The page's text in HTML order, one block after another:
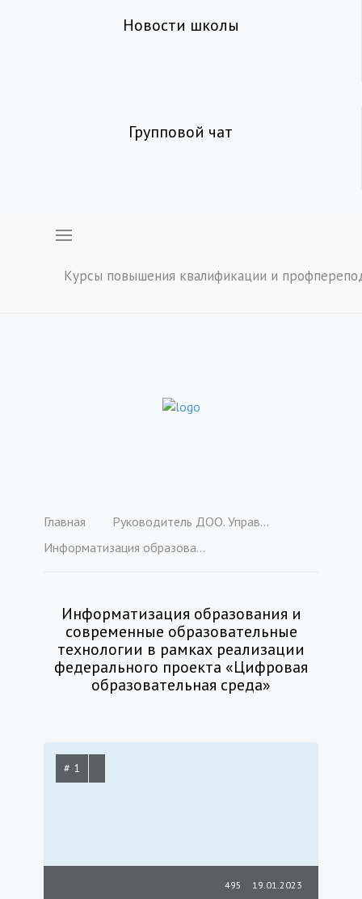
Новости школы
Групповой чат
Курсы повышения квалификации и
Главная
Руководитель ДОО. Управление дошкольной образовательной организацией в соответствии с ФГОС ДО и ФОП ДО (2200 ч.)
Информатизация образования и современные образовательные технологии в рамках реализации федерального проекта «Цифровая образовательная среда»
Информатизация образования и
современные образовательные
технологии в рамках реализации
федерального проекта «Цифровая
образовательная среда»
# 1
19.01.2023
495